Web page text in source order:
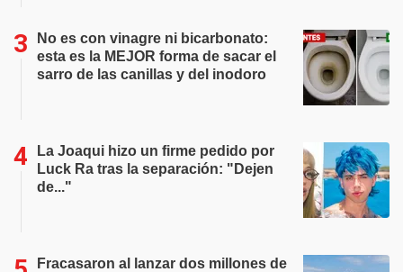
No es con vinagre ni bicarbonato:
esta es la MEJOR forma de sacar el
sarro de las canillas y del inodoro
La Joaqui hizo un firme pedido por
Luck Ra tras la separación: "Dejen
de..."
Fracasaron al lanzar dos millones de